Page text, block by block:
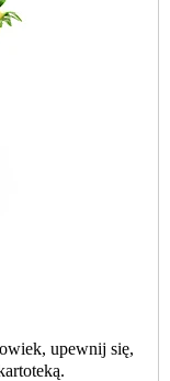
upewnij się,